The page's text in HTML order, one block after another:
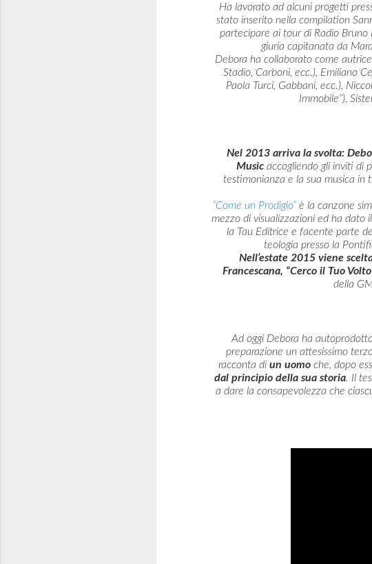
Ha lavorato ad alcuni progetti
stato inserito nella compilation
partecipare ai tour di Radio
giuria capitanata da
Debora ha collaborato come
Stadio, Carboni, ecc.), Emiliano
Paola Turci, Gabbani, ecc.),
Immobile”),
Nel 2013 arriva la svolta:
Music accogliendo gli inviti di
testimonianza e la sua musica in
“Come un Prodigio” è la canzone
mezzo di visualizzazioni ed ha dato
la Tau Editrice e facente parte
teologia presso la
Nell’estate 2015 viene
Francescana, “Cerco il Tuo
della
Ad oggi Debora ha
preparazione un attesissimo
racconta di un uomoche, dopo
dal principio della sua storia. Il
a dare la consapevolezza che